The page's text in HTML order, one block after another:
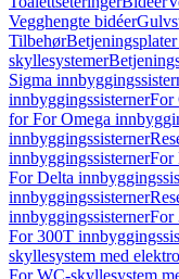
Vegghengte bidéer
Tilbehør
skyllesystemer
Sigma
innbyggingssisternerFor
for For Omega
innbyggingssisterner
innbyggingssisternerFor
For Delta
innbyggingssisterner
innbyggingssisternerFor
For 300T
skyllesystem med
For WC-skyllesystem